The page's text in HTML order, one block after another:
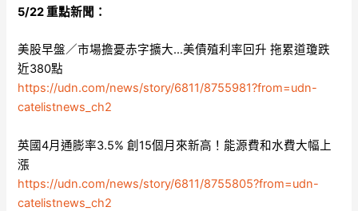
5/22 重點新聞：
美股早盤／市場擔憂赤字擴大…美債殖利率回升 拖累道瓊跌
近380點
https://udn.com/news/story/6811/8755981?from=udn-
catelistnews_ch2
英國4月通膨率3.5% 創15個月來新高！能源費和水費大幅上
漲
https://udn.com/news/story/6811/8755805?from=udn-
catelistnews_ch2